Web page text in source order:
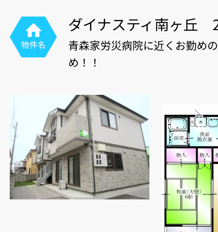
6161
ダイナスティ南ヶ丘
青森家労災病院に近くお勤め
め！！